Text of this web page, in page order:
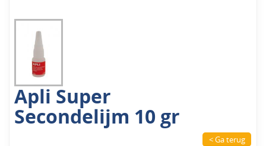
Apli Super
Secondelijm 10 gr
< Ga terug